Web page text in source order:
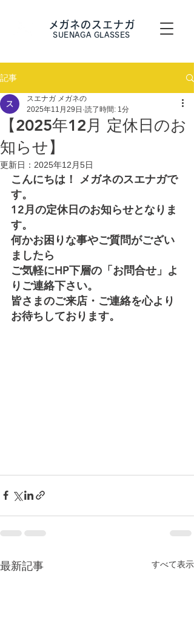
メガネのスエナガ
SUENAGA GLASSES
記事
【2025年12月 定休日のお
知らせ】
スエナガ メガネの
2025年11月29日 読了時間: 1分
更新日： 2025年12月5日
こんにちは！ メガネのスエナガで
す。
12月の定休日のお知らせとなりま
す。
何かお困りな事やご質問がござい
ましたら
ご気軽にHP下層の「お問合せ」よ
りご連絡下さい。
皆さまのご来店・ご連絡を心より
お待ちしております。
最新記事 すべて表示